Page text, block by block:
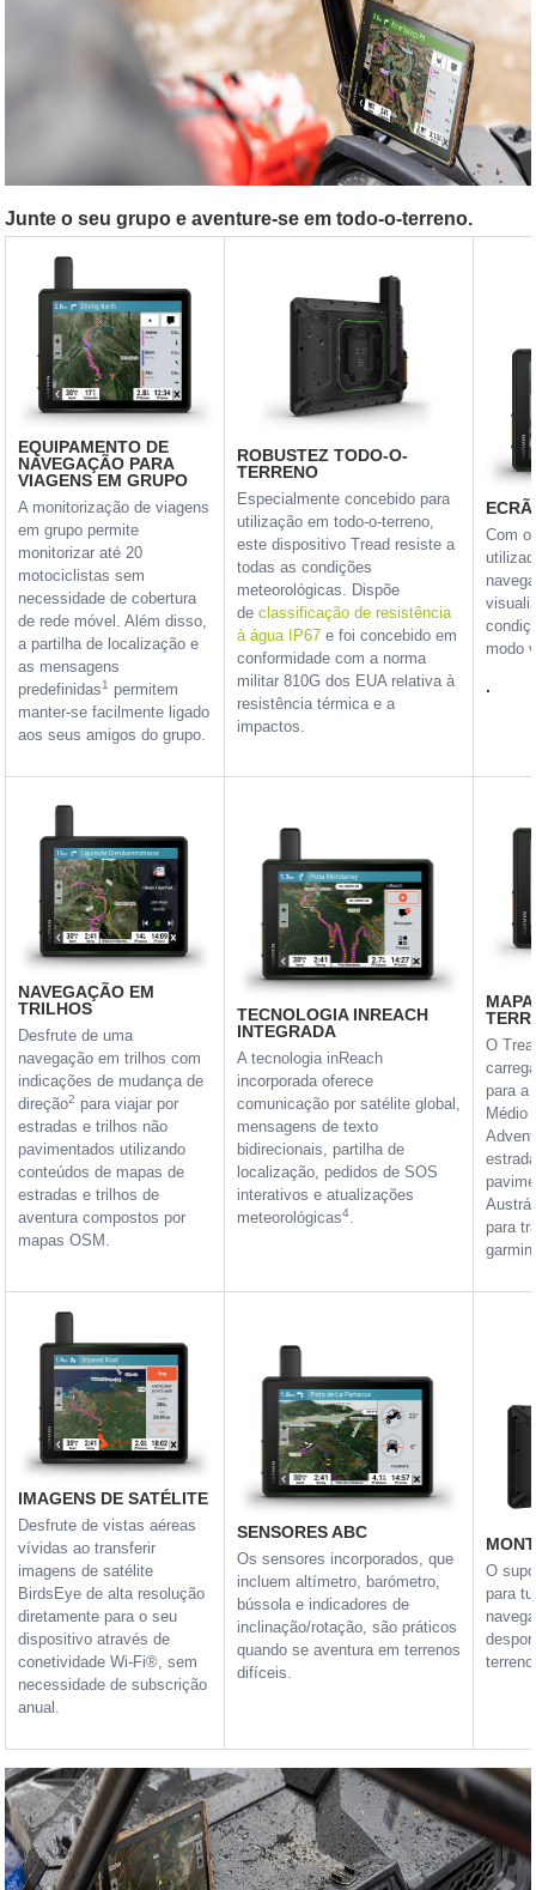
Junte o seu grupo e aventure-se em todo-o-terreno.
EQUIPAMENTO DE
NAVEGAÇÃO PARA
VIAGENS EM GRUPO
A monitorização de viagens
em grupo permite
monitorizar até 20
motociclistas sem
necessidade de cobertura
de rede móvel. Além disso,
a partilha de localização e
as mensagens
predefinidas1
permitem
manter-se facilmente ligado
aos seus amigos do grupo.
ROBUSTEZ TODO-O-
TERRENO
Especialmente concebido para
utilização em todo-o-terreno,
este dispositivo Tread resiste a
todas as condições
meteorológicas. Dispõe
declassificação de resistência
à água IP67 e foi concebido em
conformidade com a norma
militar 810G dos EUA relativa à
resistência térmica e a
impactos.
Com o
modo
.
NAVEGAÇÃO EM
TRILHOS
Desfrute de uma
navegação em trilhos com
indicações de mudança de
direção2 para viajar por
estradas e trilhos não
pavimentados utilizando
conteúdos de mapas de
estradas e trilhos de
aventura compostos por
mapas OSM.
TECNOLOGIA INREACH
INTEGRADA
A tecnologia inReach
incorporada oferece
comunicação por satélite global,
mensagens de texto
bidirecionais, partilha de
localização, pedidos de SOS
interativos e atualizações
meteorológicas4
O
para a
Médio
para
IMAGENS DE SATÉLITE
Desfrute de vistas aéreas
vívidas ao transferir
imagens de satélite
BirdsEye de alta resolução
diretamente para o seu
dispositivo através de
conetividade Wi-Fi®, sem
necessidade de subscrição
anual.
SENSORES ABC
Os sensores incorporados, que
incluem altímetro, barómetro,
bússola e indicadores de
inclinação/rotação, são práticos
quando se aventura em terrenos
difíceis.
O
para